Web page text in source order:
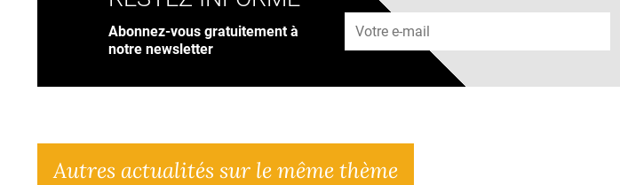
Abonnez-vous gratuitement à
notre newsletter
Autres actualités sur le même thème